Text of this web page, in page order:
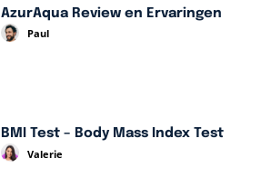
AzurAqua Review en Ervaringen
Paul
BMI Test – Body Mass Index Test
Valerie